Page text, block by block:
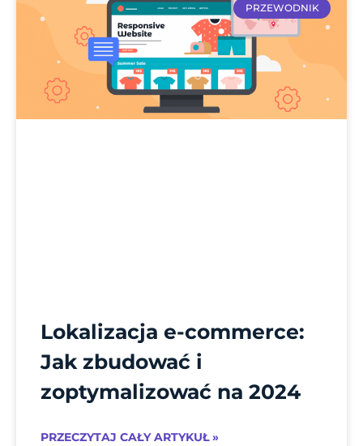
PRZEWODNIK
Lokalizacja e-commerce:
Jak zbudować i
zoptymalizować na 2024
PRZECZYTAJ CAŁY ARTYKUŁ »